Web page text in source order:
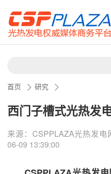
首页 研究
西门子槽式光热发
来源：CSPPLAZA光热发
06-09 13:39:00